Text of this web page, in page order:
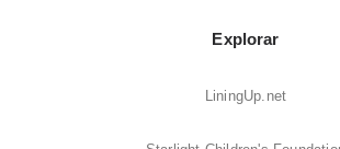
Explorar
LiningUp.net